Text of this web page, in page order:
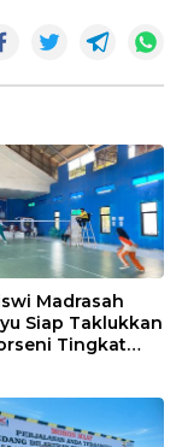
Madrasah
Siap Taklukkan
Tingkat